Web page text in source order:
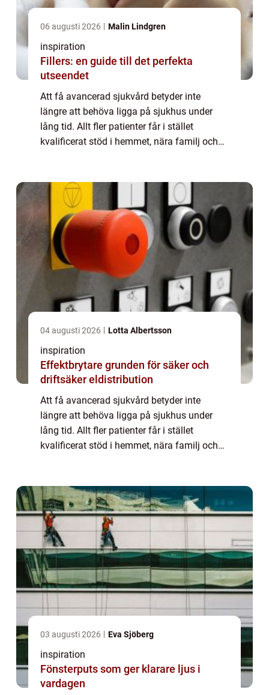
06 augusti 2026 Malin Lindgren
inspiration
Fillers: en guide till det perfekta
utseendet
Att få avancerad sjukvård betyder inte
längre att behöva ligga på sjukhus under
lång tid. Allt fler patienter får i stället
kvalificerat stöd i hemmet, nära familj och
04 augusti 2026 Lotta Albertsson
inspiration
Effektbrytare grunden för säker och
driftsäker eldistribution
Att få avancerad sjukvård betyder inte
längre att behöva ligga på sjukhus under
lång tid. Allt fler patienter får i stället
kvalificerat stöd i hemmet, nära familj och
03 augusti 2026 Eva Sjöberg
inspiration
Fönsterputs som ger klarare ljus i
vardagen